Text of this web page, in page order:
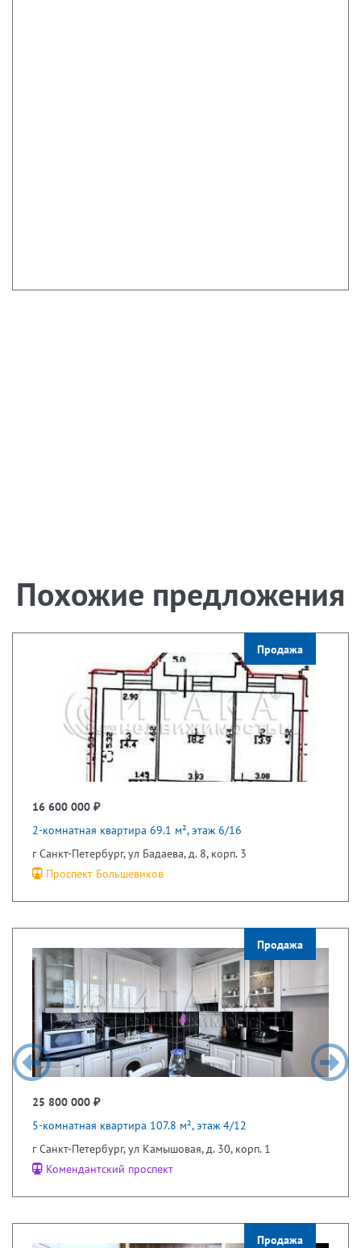
Похожие предложения
Продажа
16 600 000 ₽
2-комнатная квартира 69.1 м², этаж 6/16
г Санкт-Петербург, ул Бадаева, д. 8, корп. 3
Проспект Большевиков
Продажа
25 800 000 ₽
5-комнатная квартира 107.8 м², этаж 4/12
г Санкт-Петербург, ул Камышовая, д. 30, корп. 1
Комендантский проспект
Продажа